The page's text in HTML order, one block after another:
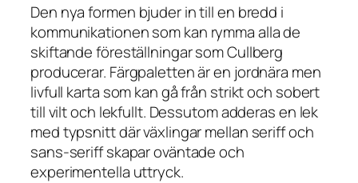
Den nya formen bjuder in till en bredd i
kommunikationen som kan rymma alla de
skiftande föreställningar som Cullberg
producerar. Färgpaletten är en jordnära men
livfull karta som kan gå från strikt och sobert
till vilt och lekfullt. Dessutom adderas en lek
med typsnitt där växlingar mellan seriff och
sans-seriff skapar oväntade och
experimentella uttryck.